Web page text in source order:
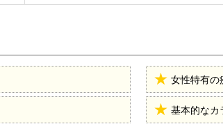
女性特有の
基本的なカ